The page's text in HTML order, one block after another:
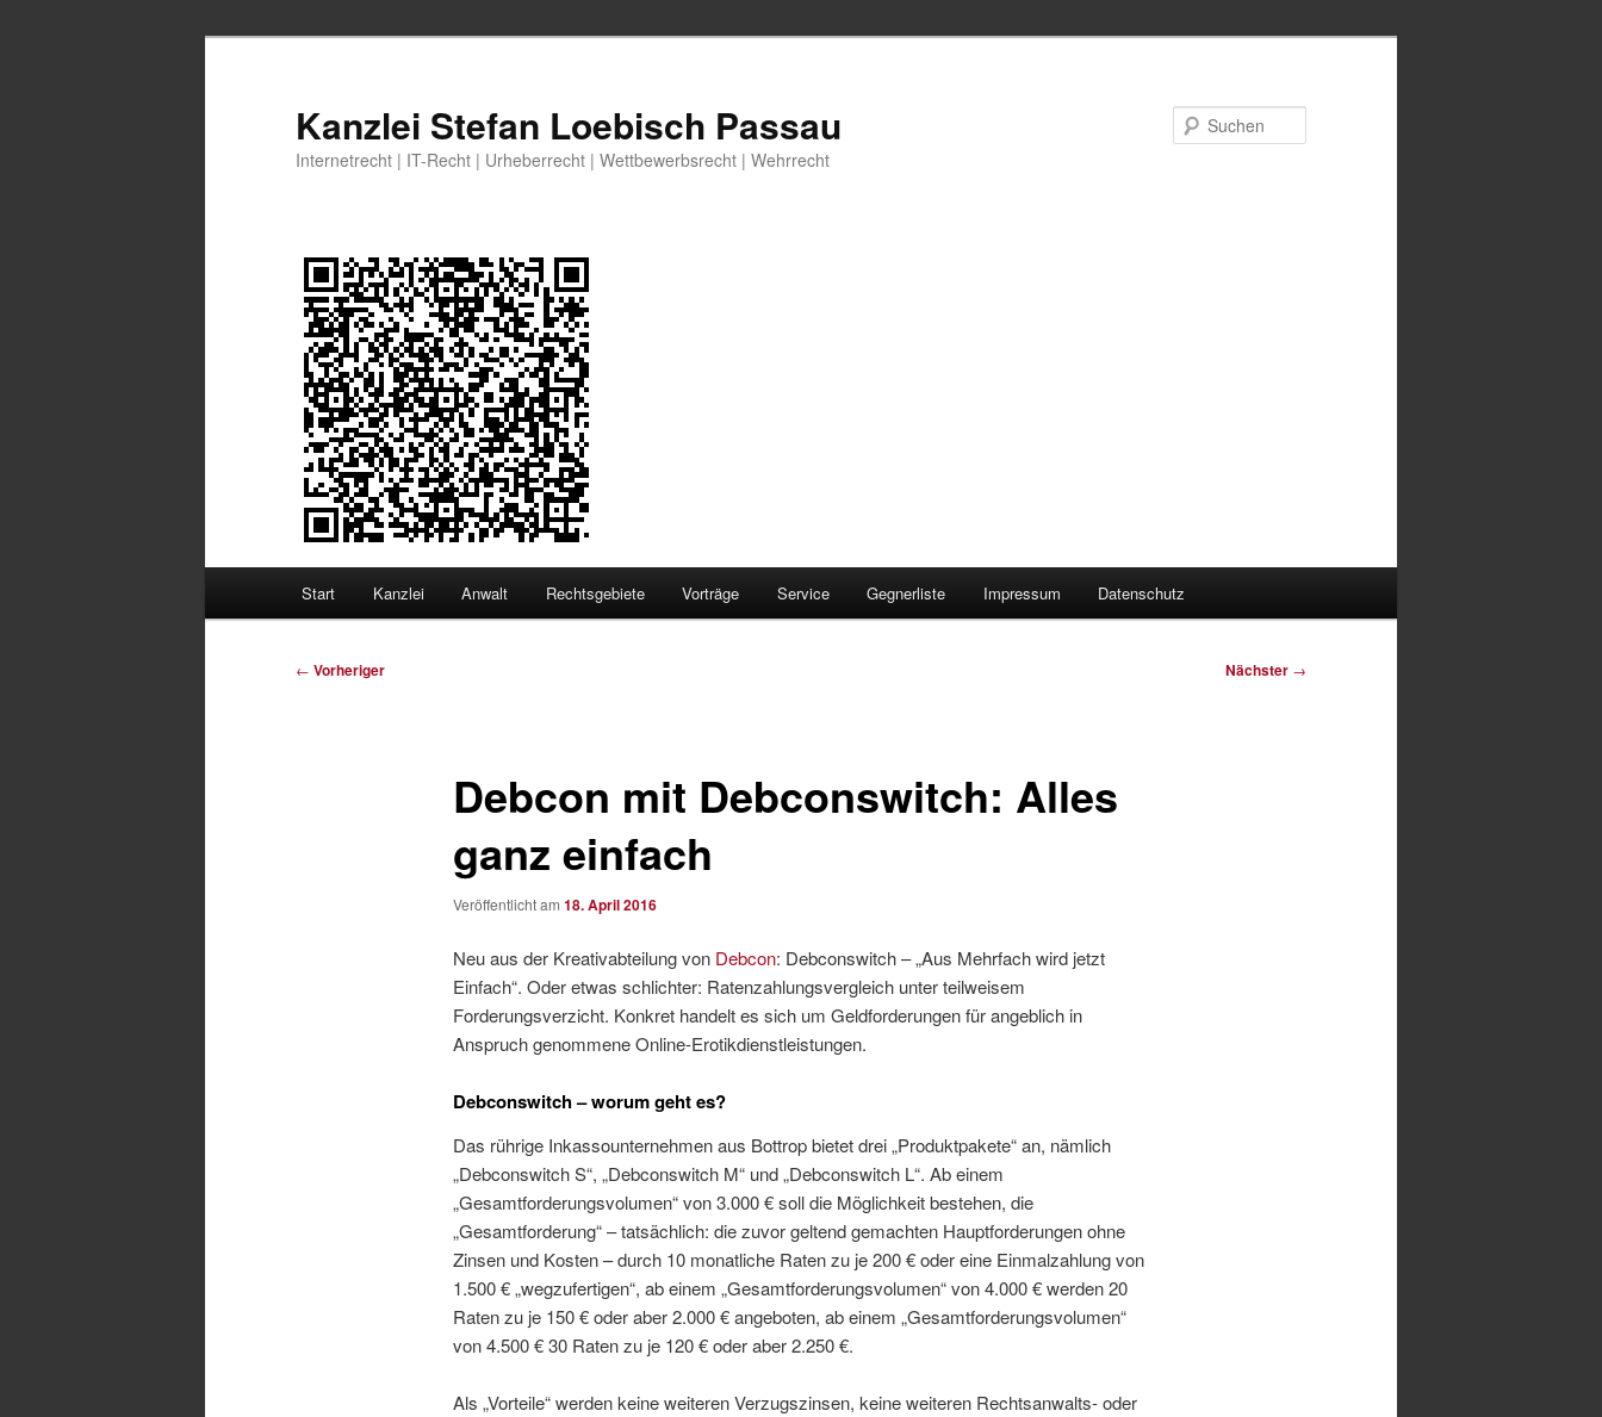
Kanzlei Stefan Loebisch Passau
Internetrecht | IT-Recht | Urheberrecht | Wettbewerbsrecht | Wehrrecht
Start Kanzlei Anwalt Rechtsgebiete Vorträge Service Gegnerliste Impressum Datenschutz
Beitragsnavigation
← Vorheriger Nächster →
Debcon mit Debconswitch: Alles
ganz einfach
Veröffentlicht am 18. April 2016
Neu aus der Kreativabteilung von Debcon: Debconswitch – „Aus Mehrfach wird jetzt
Einfach“. Oder etwas schlichter: Ratenzahlungsvergleich unter teilweisem
Forderungsverzicht. Konkret handelt es sich um Geldforderungen für angeblich in
Anspruch genommene Online-Erotikdienstleistungen.
Debconswitch – worum geht es?
Das rührige Inkassounternehmen aus Bottrop bietet drei „Produktpakete“ an, nämlich
„Debconswitch S“, „Debconswitch M“ und „Debconswitch L“. Ab einem
„Gesamtforderungsvolumen“ von 3.000 € soll die Möglichkeit bestehen, die
„Gesamtforderung“ – tatsächlich: die zuvor geltend gemachten Hauptforderungen ohne
Zinsen und Kosten – durch 10 monatliche Raten zu je 200 € oder eine Einmalzahlung von
1.500 € „wegzufertigen“, ab einem „Gesamtforderungsvolumen“ von 4.000 € werden 20
Raten zu je 150 € oder aber 2.000 € angeboten, ab einem „Gesamtforderungsvolumen“
von 4.500 € 30 Raten zu je 120 € oder aber 2.250 €.
Als „Vorteile“ werden keine weiteren Verzugszinsen, keine weiteren Rechtsanwalts- oder